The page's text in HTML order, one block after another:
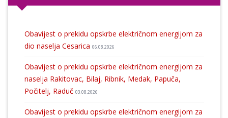
Obavijest o prekidu opskrbe električnom energijom za
dio naselja Cesarica 06.08.2026
Obavijest o prekidu opskrbe električnom energijom za
naselja Rakitovac, Bilaj, Ribnik, Medak, Papuča,
Počitelj, Raduč 03.08.2026
Obavijest o prekidu opskrbe električnom energijom za